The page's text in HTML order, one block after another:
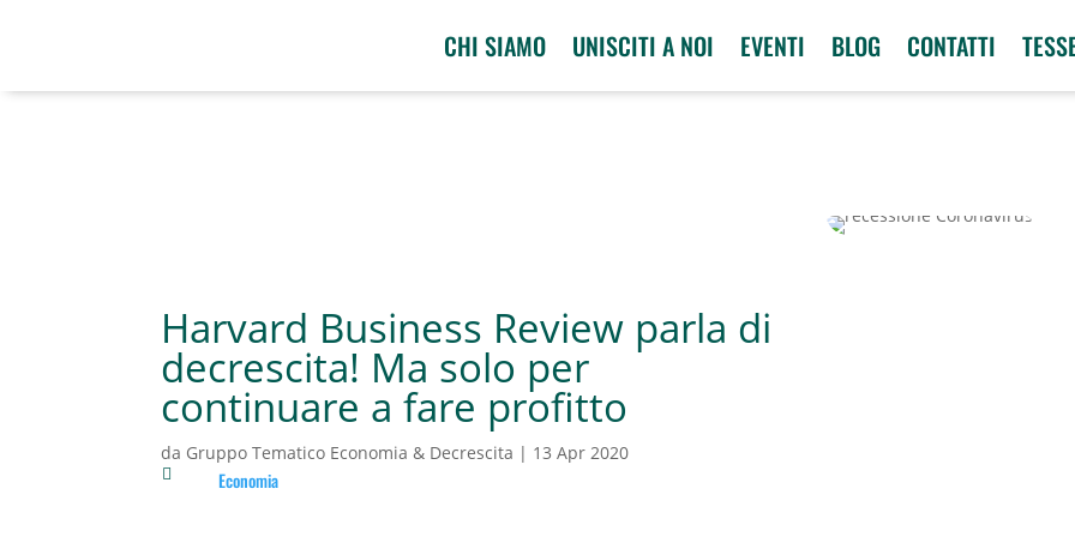
CHI SIAMO UNISCITI A NOI EVENTI BLOG CONTATTI
Harvard Business Review parla di
decrescita! Ma solo per
continuare a fare profitto
da Gruppo Tematico Economia & Decrescita | 13 Apr 2020
 Economia